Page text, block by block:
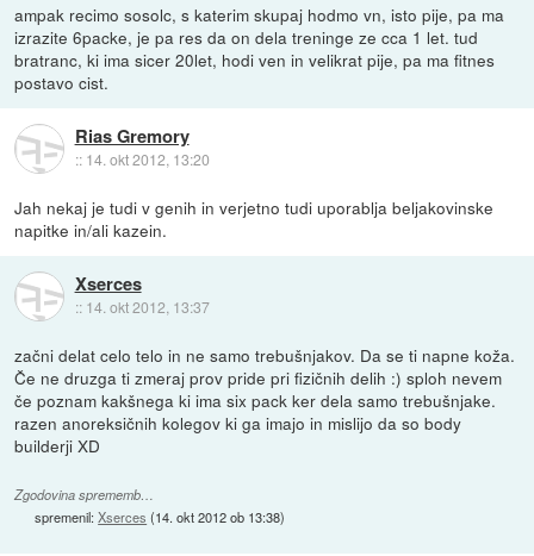
ampak recimo sosolc, s katerim skupaj hodmo vn, isto pije, pa ma
izrazite 6packe, je pa res da on dela treninge ze cca 1 let. tud
bratranc, ki ima sicer 20let, hodi ven in velikrat pije, pa ma fitnes
postavo cist.
Rias Gremory
:: 14. okt 2012, 13:20
Jah nekaj je tudi v genih in verjetno tudi uporablja beljakovinske
napitke in/ali kazein.
Xserces
:: 14. okt 2012, 13:37
začni delat celo telo in ne samo trebušnjakov. Da se ti napne koža.
Če ne druzga ti zmeraj prov pride pri fizičnih delih :) sploh nevem
če poznam kakšnega ki ima six pack ker dela samo trebušnjake.
razen anoreksičnih kolegov ki ga imajo in mislijo da so body
builderji XD
Zgodovina sprememb…
spremenil:Xserces (14. okt 2012 ob 13:38)